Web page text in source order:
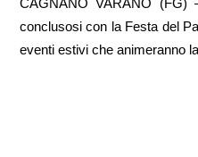
CAGNANO VARANO (FG)
conclusosi con la Festa del
eventi estivi che animeranno